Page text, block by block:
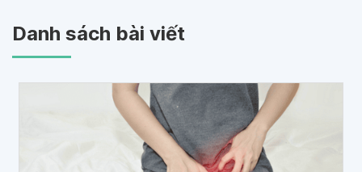
Danh sách bài viết